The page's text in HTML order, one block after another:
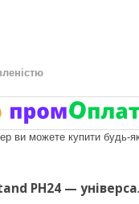
ви можете купити будь-
PH24 —